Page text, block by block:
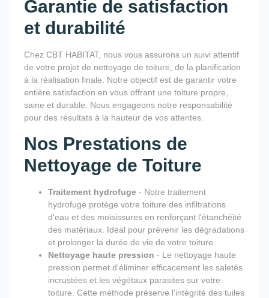
Garantie de satisfaction
et durabilité
Chez CBT HABITAT, nous vous assurons un suivi attentif
de votre projet de nettoyage de toiture, de la planification
à la réalisation finale. Notre objectif est de garantir votre
entière satisfaction en vous offrant une toiture propre,
saine et durable. Nous engageons notre responsabilité
pour des résultats à la hauteur de vos attentes.
Nos Prestations de
Nettoyage de Toiture
Traitement hydrofuge - Notre traitement
hydrofuge protège votre toiture des infiltrations
d'eau et des moisissures en renforçant l'étanchéité
des matériaux. Idéal pour prévenir les dégradations
et prolonger la durée de vie de votre toiture.
Nettoyage haute pression - Le nettoyage haute
pression permet d'éliminer efficacement les saletés
incrustées et les végétaux parasites sur votre
toiture. Cette méthode préserve l'intégrité des tuiles